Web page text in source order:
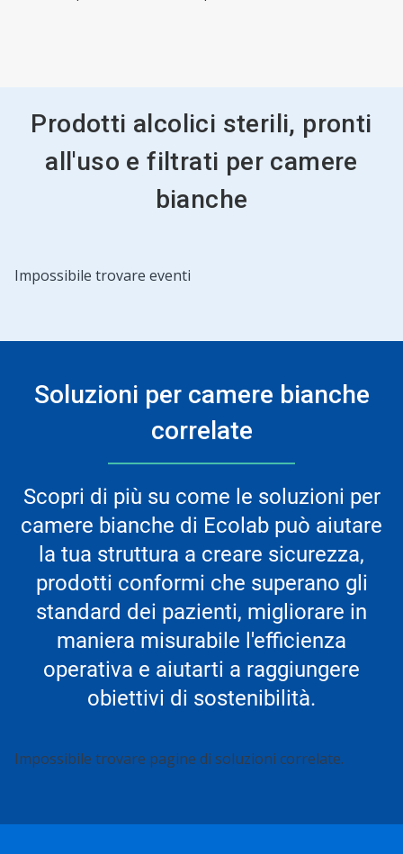
Prodotti alcolici sterili, pronti
all'uso e filtrati per camere
bianche
Impossibile trovare eventi
Soluzioni per camere bianche
correlate
Scopri di più su come le soluzioni per
camere bianche di Ecolab può aiutare
la tua struttura a creare sicurezza,
prodotti conformi che superano gli
standard dei pazienti, migliorare in
maniera misurabile l'efficienza
operativa e aiutarti a raggiungere
obiettivi di sostenibilità.
Impossibile trovare pagine di soluzioni correlate.